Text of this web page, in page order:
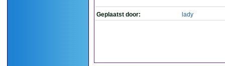
Geplaatst door: lady